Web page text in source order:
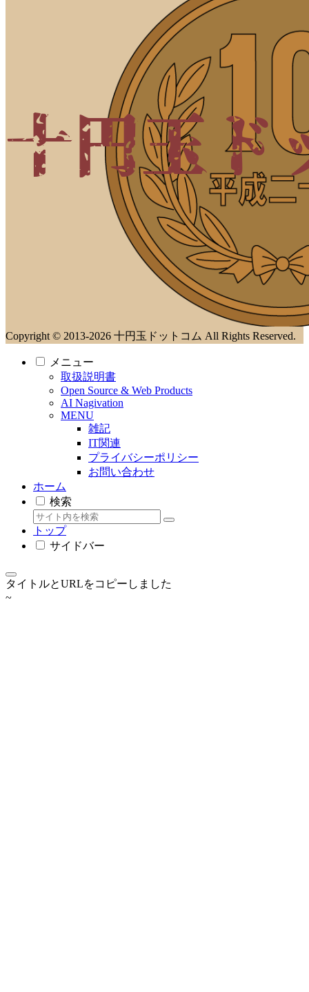
Copyright © 2013-2026 十円玉ドットコム All Rights Reserved.
メニュー
取扱説明書
Open Source & Web Products
AI Nagivation
MENU
雑記
IT関連
プライバシーポリシー
お問い合わせ
ホーム
検索
トップ
サイドバー
タイトルとURLをコピーしました
~